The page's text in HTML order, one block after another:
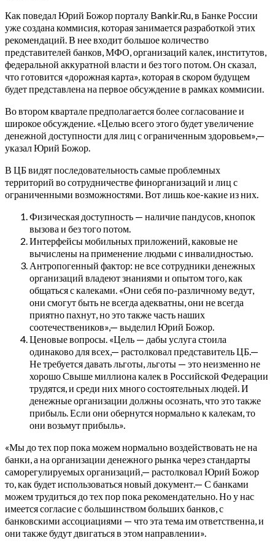
Как поведал Юрий Божор порталу Bankir.Ru, в Банке России
уже создана коммисия, которая занимается разработкой этих
рекомендаций.В нее входит большое количество
представителей банков, МФО, организаций калек, институтов,
федеральной аккуратной власти и без того потом. Он сказал,
что готовится «дорожная карта», которая в скором будущем
будет представлена на первое обсуждение в рамках коммисии.
Во втором квартале предполагается более согласование и
широкое обсуждение. «Целью всего этого будет увеличение
денежной доступности для лиц с ограниченным здоровьем»,—
указал Юрий Божор.
В ЦБ видят последовательность самые проблемных
территорий во сотрудничестве финорганизаций и лиц с
ограниченными возможностями. Вот лишь кое-какие из них.
Физическая доступность — наличие пандусов, кнопок
вызова и без того потом.
Интерфейсы мобильных приложений, каковые не
вычислены на применение людьми с инвалидностью.
Антропогенный фактор: не все сотрудники денежных
организаций владеют знаниями и опытом того, как
общаться с калеками. «Они себя по-различному ведут,
они смогут быть не всегда адекватны, они не всегда
приятно пахнут, но это также часть наших
соотечествеников»,— выделил Юрий Божор.
Ценовые вопросы. «Цель — дабы услуга стоила
одинаково для всех,— растолковал представитель ЦБ.—
Не требуется давать льготы, льготы — это неизменно не
хорошо Свыше миллиона калек в Российской Федерации
трудятся, и среди них много состоятельных людей. И
денежные организации должны осознать, что это также
прибыль. Если они обернутся нормально к калекам, то
они возьмут прибыль».
«Мы до тех пор пока можем нормально воздействовать не на
банки, а на организации денежного рынка через стандарты
саморегулируемых организаций,— растолковал Юрий Божор
то, как будет использоваться новый документ.— С банками
можем трудиться до тех пор пока рекомендательно. Но у нас
имеется согласие с большинством больших банков, с
банковскими ассоциациями — что эта тема им ответственна, и
они также будут двигаться в этом направлении».